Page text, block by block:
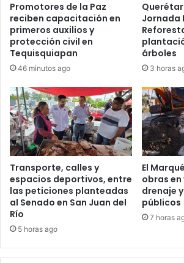
Promotores de la Paz
reciben capacitación en
primeros auxilios y
protección civil en
Tequisquiapan
46 minutos ago
Jornada
árboles
3 horas
Transporte, calles y
espacios deportivos, entre
las peticiones planteadas
al Senado en San Juan del
Río
5 horas ago
El
obras
drenaje
públicos
7 horas